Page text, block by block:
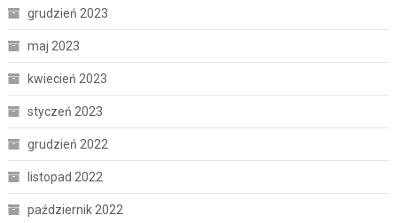
grudzień 2023
maj 2023
kwiecień 2023
styczeń 2023
grudzień 2022
listopad 2022
październik 2022